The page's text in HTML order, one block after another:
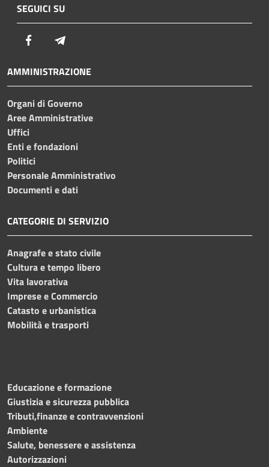
SEGUICI SU
Facebook
AMMINISTRAZIONE
Organi di Governo
Aree Amministrative
Uffici
Enti e fondazioni
Politici
Personale Amministrativo
Documenti e dati
CATEGORIE DI SERVIZIO
Anagrafe e stato civile
Cultura e tempo libero
Vita lavorativa
Imprese e Commercio
Catasto e urbanistica
Mobilità e trasporti
Educazione e formazione
Giustizia e sicurezza pubblica
Tributi,finanze e contravvenzioni
Ambiente
Salute, benessere e assistenza
Autorizzazioni